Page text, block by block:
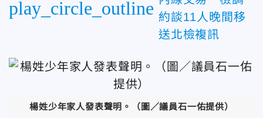
play_circle_outline 約談11人晚間移
送北檢複訊
楊姓少年家人發表聲明。（圖／議員石一佑提供）